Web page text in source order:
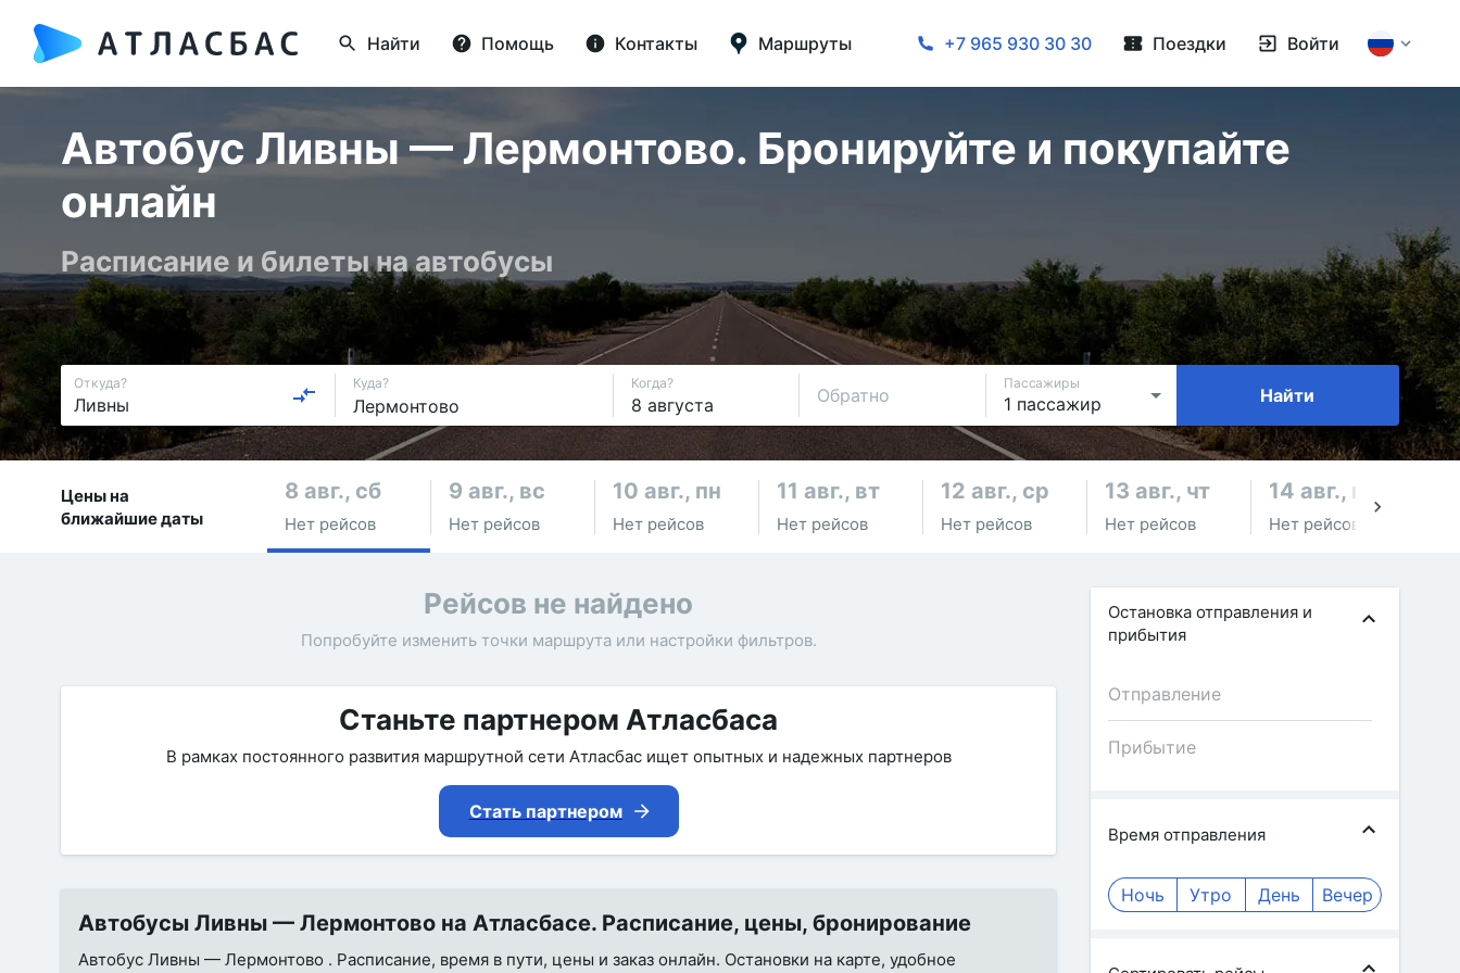
Найти Помощь Контакты Маршруты +7 965 930 30 30 Поездки Войти
Автобус Ливны — Лермонтово. Бронируйте и покупайте
онлайн
Расписание и билеты на автобусы
Откуда? Куда? Когда?
Обратно
Пассажиры
Найти
Цены на
ближайшие даты
8 авг., сб
Нет рейсов
9 авг., вс
Нет рейсов
10 авг., пн
Нет рейсов
11 авг., вт
Нет рейсов
12 авг., ср
Нет рейсов
13 авг., чт
Нет рейсов
14 авг., пт
Нет рейсов
Рейсов не найдено
Попробуйте изменить точки маршрута или настройки фильтров.
Станьте партнером Атласбаса
В рамках постоянного развития маршрутной сети Атласбас ищет опытных и надежных партнеров
Стать партнером
Автобусы Ливны — Лермонтово на Атласбасе. Расписание, цены, бронирование
Автобус Ливны — Лермонтово . Расписание, время в пути, цены и заказ онлайн. Остановки на карте, удобное
Остановка отправления и
прибытия
Время отправления
Ночь Утро День Вечер